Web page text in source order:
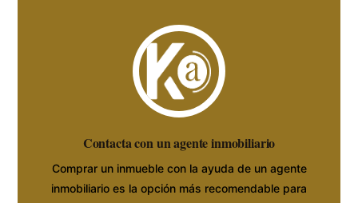
Contacta con un agente inmobiliario
Comprar un inmueble con la ayuda de un agente
inmobiliario es la opción más recomendable para